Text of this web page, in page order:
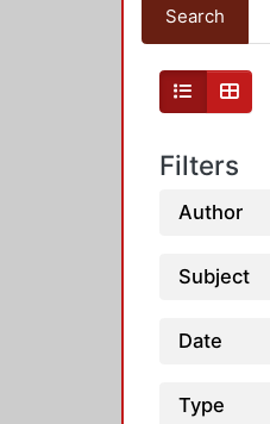
Search
Filters
Author
Subject
Date
Type